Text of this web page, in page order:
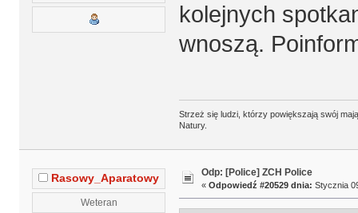
kolejnych
wnoszą.
Strzeż się ludzi, którzy powiększają swój
Natury.
Rasowy_Aparatowy
Weteran
Odp: [Police] ZCH Police
« Odpowiedź #20529 dnia: Stycznia